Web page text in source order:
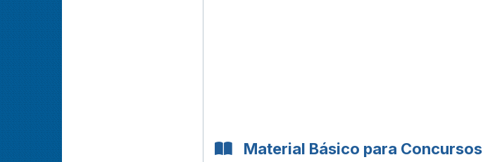
Material Básico para Concursos